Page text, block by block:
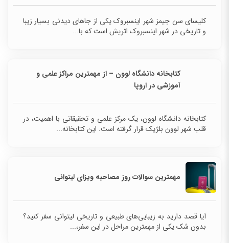
کلیسای سن جیمز شهر اینسبروک یکی از جاهای دیدنی
بسیار زیبا و تاریخی در شهر اینسبروک اتریش است که
کتابخانه دانشگاه لوون – از مهمترین مراکز علمی و
کتابخانه دانشگاه لوون، یک مرکز علمی و تحقیقاتی با
مهمترین سوالات روز مصاحبه ویزای لیتوانی